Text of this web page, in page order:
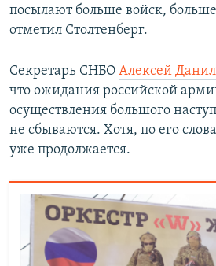
посылают больше войск,
отметил Столтенберг.
Секретарь СНБО Алексей
что ожидания российской
осуществления большого
не сбываются. Хотя, по его
уже продолжается.